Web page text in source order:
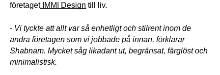
företaget IMMI Design till liv.
- Vi tyckte att allt var så enhetligt och stilrent inom de
andra företagen som vi jobbade på innan, förklarar
Shabnam. Mycket såg likadant ut, begränsat, färglöst och
minimalistisk.